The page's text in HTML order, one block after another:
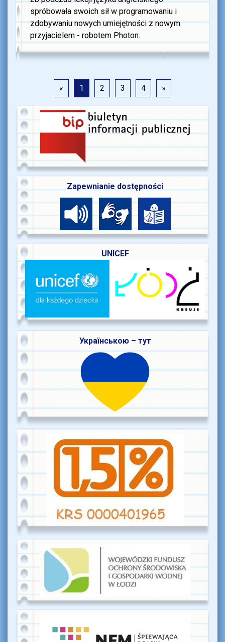
Zapewnianie dostępności
UNICEF
Українською – тут
spróbowała swoich sił w programowaniu i
zdobywaniu nowych umiejętności z nowym
przyjacielem - robotem Photon.
« 1 2 3 4 »